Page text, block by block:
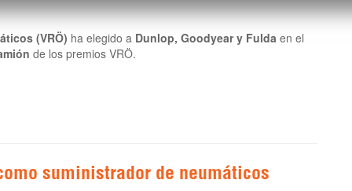
(VRÖ) ha elegido a Dunlop, Goodyear y Fulda en el
de los premios VRÖ.
suministrador de neumáticos